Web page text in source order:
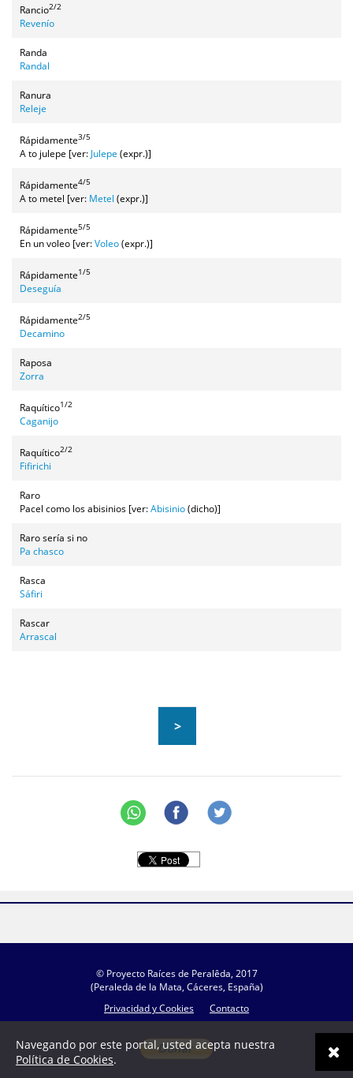
Rancio2/2
Revenío
Randa
Randal
Ranura
Releje
Rápidamente3/5
A to julepe [ver: Julepe (expr.)]
Rápidamente4/5
A to metel [ver: Metel (expr.)]
Rápidamente5/5
En un voleo [ver:Voleo(expr.)]
Rápidamente1/5
Deseguía
Rápidamente2/5
Decamino
Raposa
Zorra
Raquítico1/2
Caganijo
Raquítico2/2
Fifirichi
Raro
Pacel como los abisinios [ver:Abisinio(dicho)]
Raro sería si no
Pa chasco
Rasca
Sáfiri
Rascar
Arrascal
>
© Proyecto Raíces de Peralêda, 2017
(Peraleda de la Mata, Cáceres, España)
Privacidad y Cookies
Contacto
Navegando por este portal, usted acepta nuestra
Política de Cookies.